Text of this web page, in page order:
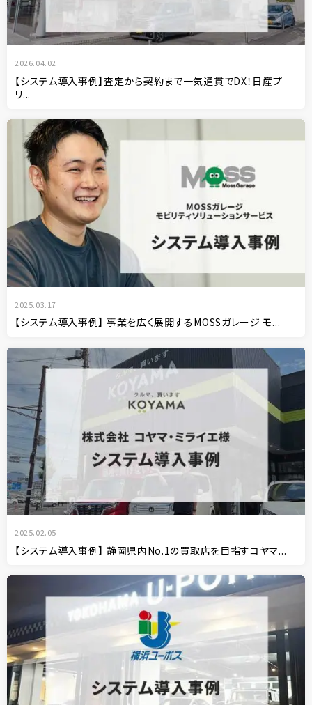
2026.04.02
【システム導入事例】査定から契約まで一気通貫でDX！日産プ
リ...
2025.03.17
【システム導入事例】 事業を広く展開するMOSSガレージ モ...
2025.02.05
【システム導入事例】 静岡県内No.1の買取店を目指すコヤマ...